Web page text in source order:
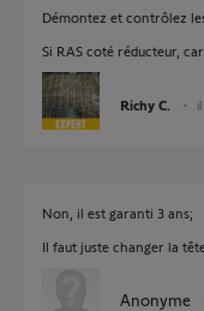
Démontez et contrôlez
Si RAS coté réducteur,
Richy C.
Non, il est garanti 3 ans;
Il faut juste changer la
Anonyme